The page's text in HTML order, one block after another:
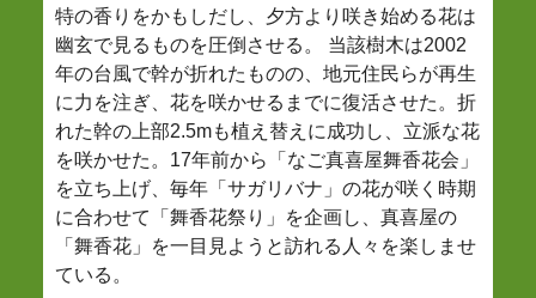
特の香りをかもしだし、夕方より咲き始める花は
幽玄で見るものを圧倒させる。 当該樹木は2002
年の台風で幹が折れたものの、地元住民らが再生
に力を注ぎ、花を咲かせるまでに復活させた。折
れた幹の上部2.5mも植え替えに成功し、立派な花
を咲かせた。17年前から「なご真喜屋舞香花会」
を立ち上げ、毎年「サガリバナ」の花が咲く時期
に合わせて「舞香花祭り」を企画し、真喜屋の
「舞香花」を一目見ようと訪れる人々を楽しませ
ている。